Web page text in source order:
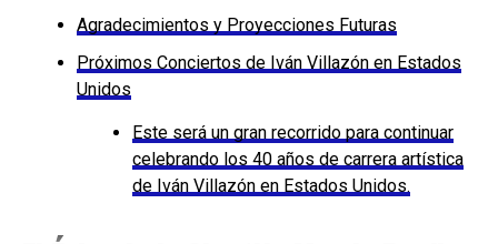
Durán)
Son: ‘Yo tuve un amor’ (Fredy Peralta)
Puya: ‘Déjala vení’ (Náfer Durán Díaz)
Agradecimientos y Proyecciones Futuras
Próximos Conciertos de Iván Villazón en Estados
Unidos
Este será un gran recorrido para continuar
celebrando los 40 años de carrera artística
de Iván Villazón en Estados Unidos.